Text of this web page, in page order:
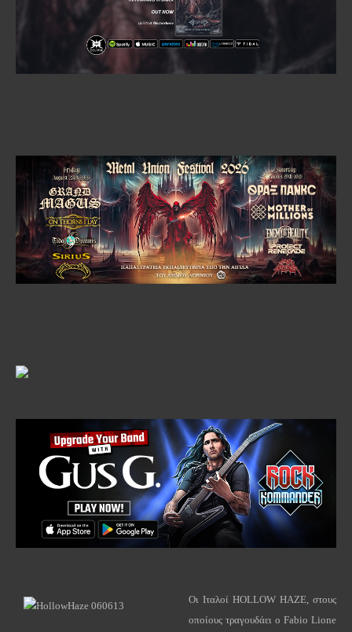
Οι Ιταλοί HOLLOW HAZE , στους
οποίους τραγουδάει ο Fabio Lione